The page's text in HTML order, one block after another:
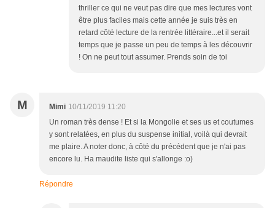
thriller ce qui ne veut pas dire que mes lectures vont
être plus faciles mais cette année je suis très en
retard côté lecture de la rentrée littéraire...et il serait
temps que je passe un peu de temps à les découvrir
! On ne peut tout assumer. Prends soin de toi
M Mimi 10/11/2019 11:20
Un roman très dense ! Et si la Mongolie et ses us et coutumes
y sont relatées, en plus du suspense initial, voilà qui devrait
me plaire. A noter donc, à côté du précédent que je n'ai pas
encore lu. Ha maudite liste qui s'allonge :o)
Répondre